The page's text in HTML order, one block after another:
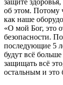
защите
об этом. Потому
как наше
«О мой Бог, это
безопасности.
последующие 5
будут всё
защищать всё
остальным и это